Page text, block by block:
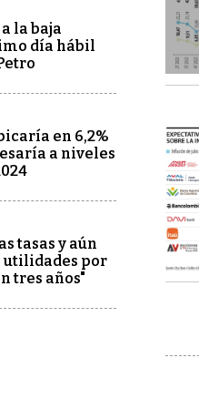
la baja
día hábil
en 6,2%
a niveles
tasas y aún
utilidades por
tres años"